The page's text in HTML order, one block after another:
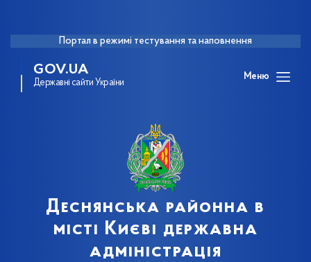
Портал в режимі тестування та наповнення
GOV.UA
Державні сайти України
Меню
Деснянська районна в
місті Києві державна
адміністрація